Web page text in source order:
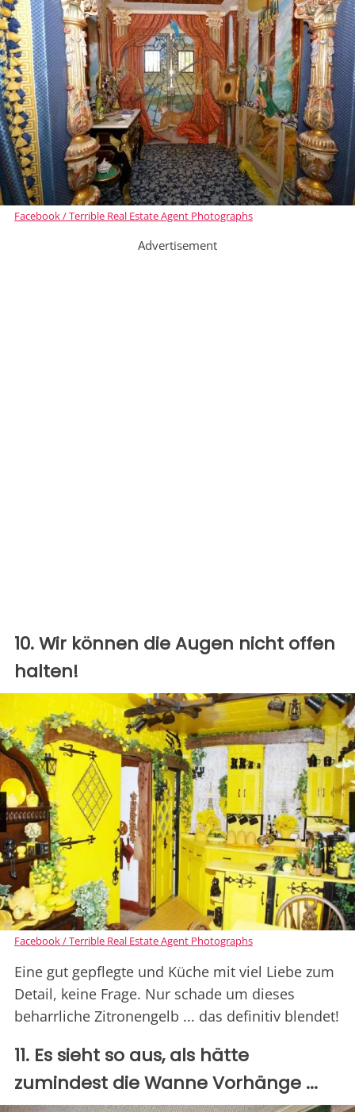
Facebook / Terrible Real Estate Agent Photographs
Advertisement
10. Wir können die Augen nicht offen
halten!
Facebook / Terrible Real Estate Agent Photographs
Eine gut gepflegte und Küche mit viel Liebe zum
Detail, keine Frage. Nur schade um dieses
beharrliche Zitronengelb ... das definitiv blendet!
11. Es sieht so aus, als hätte
zumindest die Wanne Vorhänge ...